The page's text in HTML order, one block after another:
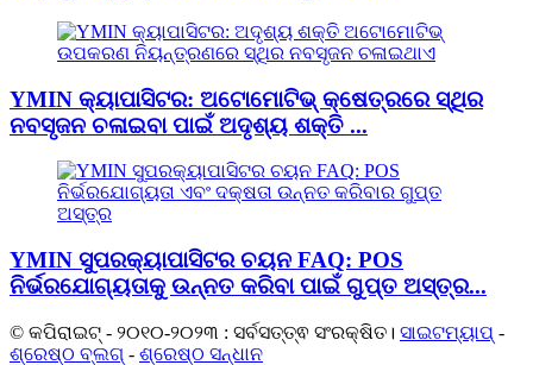
YMIN କ୍ୟାପାସିଟର: ଅଟୋମୋଟିଭ୍ କ୍ଷେତ୍ରରେ ସ୍ଥିର
ନବସୃଜନ ଚଳାଇବା ପାଇଁ ଅଦୃଶ୍ୟ ଶକ୍ତି ...
YMIN ସୁପରକ୍ୟାପାସିଟର ଚୟନ FAQ: POS
ନିର୍ଭରଯୋଗ୍ୟତାକୁ ଉନ୍ନତ କରିବା ପାଇଁ ଗୁପ୍ତ ଅସ୍ତ୍ର...
© କପିରାଇଟ୍ - ୨୦୧୦-୨୦୨୩ : ସର୍ବସତ୍ତ୍ଵ ସଂରକ୍ଷିତ। ସାଇଟମ୍ୟାପ୍ -
ଶ୍ରେଷ୍ଠ ବ୍ଲଗ୍ - ଶ୍ରେଷ୍ଠ ସନ୍ଧାନ